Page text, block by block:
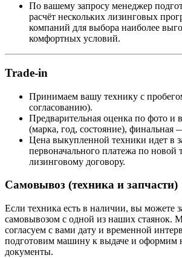
По вашему запросу менеджер
расчёт нескольких лизинговых
компаний для выбора наиболее
комфортных условий.
Trade-in
Принимаем вашу технику с
согласованию).
Предварительная оценка по фото
(марка, год, состояние), финальная
Цена выкупленной техники идет в
первоначального платежа по новой
лизинговому договору.
Самовывоз (техника и запчасти)
Если техника есть в наличии, вы можете
самовывозом с одной из наших стаянок.
согласуем с вами дату и временной
подготовим машину к выдаче и оформим
документы.